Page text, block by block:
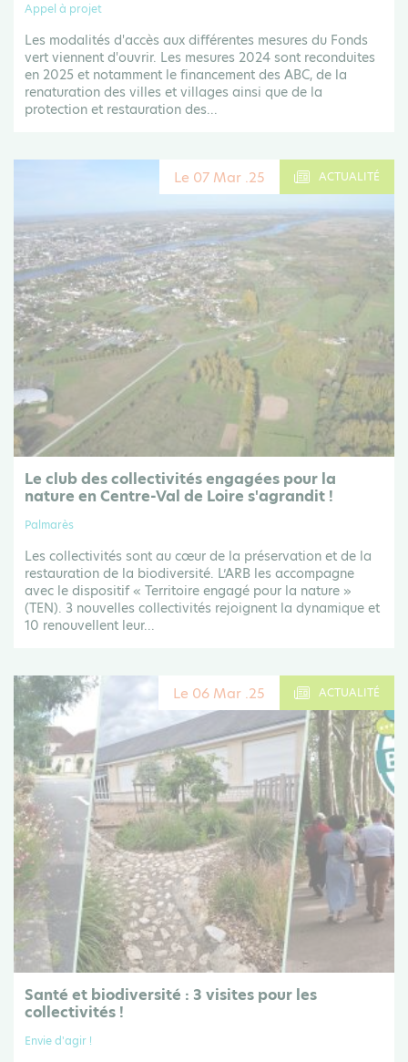
Appel à projet
Les modalités d'accès aux différentes mesures du Fonds
vert viennent d'ouvrir. Les mesures 2024 sont reconduites
en 2025 et notamment le financement des ABC, de la
renaturation des villes et villages ainsi que de la
protection et restauration des...
Le 07 Mar .25 ACTUALITÉ
Le club des collectivités engagées pour la
nature en Centre-Val de Loire s'agrandit !
Palmarès
Les collectivités sont au cœur de la préservation et de la
restauration de la biodiversité. L’ARB les accompagne
avec le dispositif « Territoire engagé pour la nature »
(TEN). 3 nouvelles collectivités rejoignent la dynamique et
10 renouvellent leur...
Le 06 Mar .25 ACTUALITÉ
Santé et biodiversité : 3 visites pour les
collectivités !
Envie d'agir !